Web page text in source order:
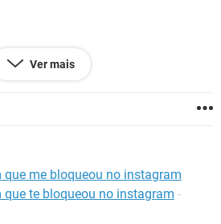
Ver mais
me bloqueou no instagram
te bloqueou no instagram -